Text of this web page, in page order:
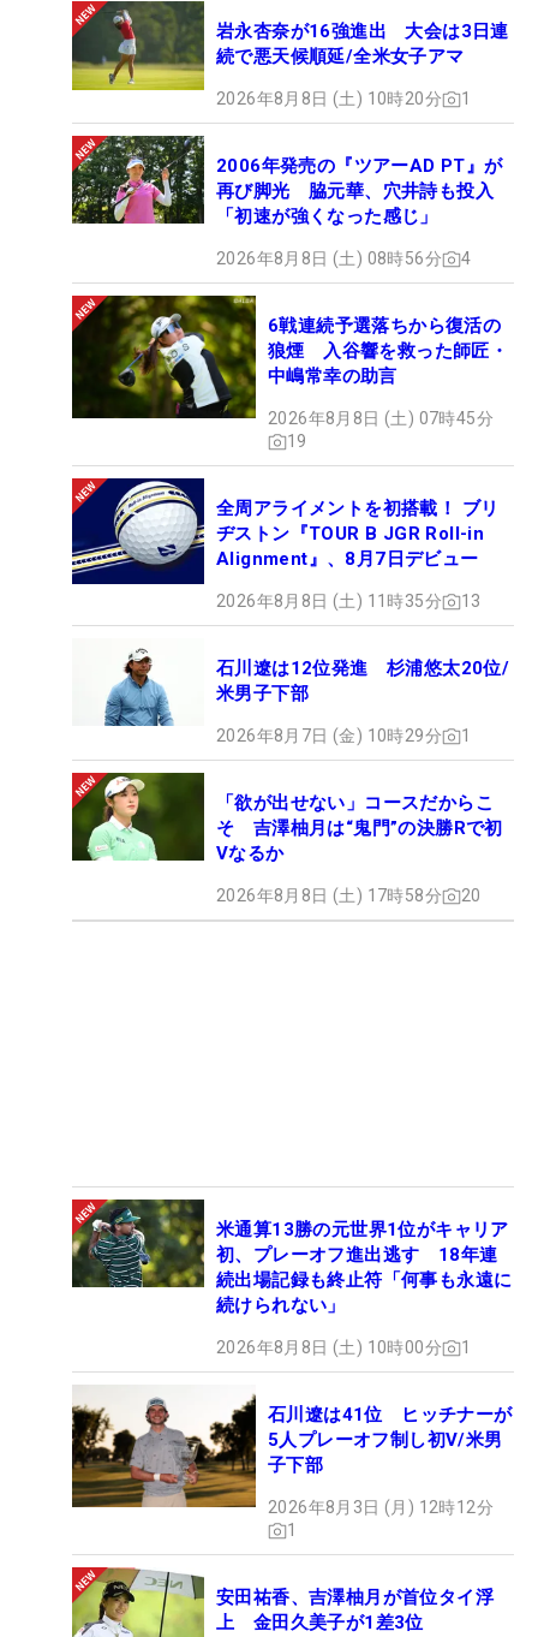
岩永杏奈が16強進出 大会は3日連
続で悪天候順延/全米女子アマ
2026年8月8日 (土) 10時20分 1
2006年発売の『ツアーAD PT』が
再び脚光 脇元華、穴井詩も投入
「初速が強くなった感じ」
2026年8月8日 (土) 08時56分 4
6戦連続予選落ちから復活の
狼煙 入谷響を救った師匠・
中嶋常幸の助言
2026年8月8日 (土) 07時45分
19
全周アライメントを初搭載！ ブリ
ヂストン『TOUR B JGR Roll-in
Alignment』、8月7日デビュー
2026年8月8日 (土) 11時35分 13
石川遼は12位発進 杉浦悠太20位/
米男子下部
2026年8月7日 (金) 10時29分 1
「欲が出せない」コースだからこ
そ 吉澤柚月は“鬼門”の決勝Rで初
Vなるか
2026年8月8日 (土) 17時58分 20
米通算13勝の元世界1位がキャリア
初、プレーオフ進出逃す 18年連
続出場記録も終止符「何事も永遠に
続けられない」
2026年8月8日 (土) 10時00分 1
石川遼は41位 ヒッチナーが
5人プレーオフ制し初V/米男
子下部
2026年8月3日 (月) 12時12分
1
安田祐香、吉澤柚月が首位タイ浮
上 金田久美子が1差3位